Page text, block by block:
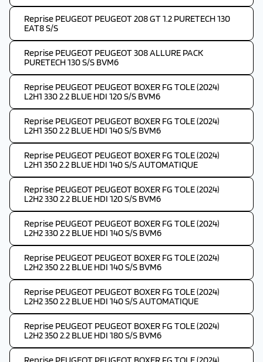
Reprise PEUGEOT PEUGEOT 208 GT 1.2 PURETECH 130
EAT8 S/S
Reprise PEUGEOT PEUGEOT 308 ALLURE PACK
PURETECH 130 S/S BVM6
Reprise PEUGEOT PEUGEOT BOXER FG TOLE (2024)
L2H1 330 2.2 BLUE HDI 120 S/S BVM6
Reprise PEUGEOT PEUGEOT BOXER FG TOLE (2024)
L2H1 350 2.2 BLUE HDI 140 S/S BVM6
Reprise PEUGEOT PEUGEOT BOXER FG TOLE (2024)
L2H1 350 2.2 BLUE HDI 140 S/S AUTOMATIQUE
Reprise PEUGEOT PEUGEOT BOXER FG TOLE (2024)
L2H2 330 2.2 BLUE HDI 120 S/S BVM6
Reprise PEUGEOT PEUGEOT BOXER FG TOLE (2024)
L2H2 330 2.2 BLUE HDI 140 S/S BVM6
Reprise PEUGEOT PEUGEOT BOXER FG TOLE (2024)
L2H2 350 2.2 BLUE HDI 140 S/S BVM6
Reprise PEUGEOT PEUGEOT BOXER FG TOLE (2024)
L2H2 350 2.2 BLUE HDI 140 S/S AUTOMATIQUE
Reprise PEUGEOT PEUGEOT BOXER FG TOLE (2024)
L2H2 350 2.2 BLUE HDI 180 S/S BVM6